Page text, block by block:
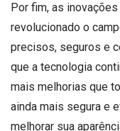
Por fim, as
revolucionado o
precisos, seguros e
que a tecnologia
mais melhorias que
ainda mais segura e
melhorar sua